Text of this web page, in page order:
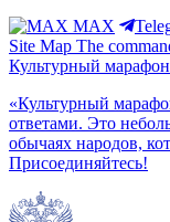
MAX
Site Map The
Культурный марафон
«Культурный
ответами. Это
обычаях народов,
Присоединяйтесь!